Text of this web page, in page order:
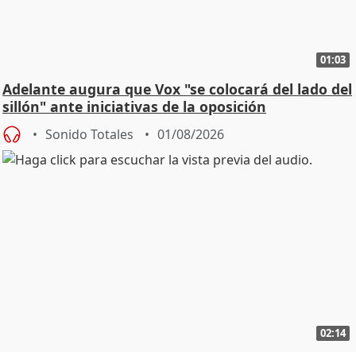
01:03
Adelante augura que Vox "se colocará del lado del
sillón" ante iniciativas de la oposición
Sonido Totales 01/08/2026
02:14